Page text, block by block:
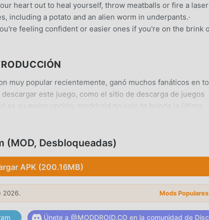
heart out to heal yourself, throw meatballs or fire a laser
including a potato and an alien worm in underpants.·
feeling confident or easier ones if you're on the brink
muy popular recientemente, ganó muchos fanáticos en
este juego, como el sitio de descarga de juegos
es su mejor opción. moddroid no solo te brinda la última
que también proporciona Free mod gratis, ayudándote a
Space Gladiators: Premium no cobrará a los jugadores
1.1.54 con un solo clic. ¡Qué estás esperando, descarga
(MOD, Desbloqueadas)
APK (200.16MB)
2026. Mods
Únete a @MODDROID.CO en la comunidad de